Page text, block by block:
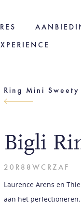
Ring Mini Sweety
Bigli
20R88WCRZAF
Laurence Arens en
aan het